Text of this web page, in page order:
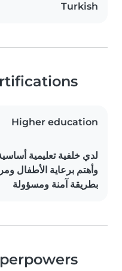
Turkish
Higher education
لدي خلفية تعليمية
وأهتم برعاية الأطفال
بطريقة آمنة ومسؤولة